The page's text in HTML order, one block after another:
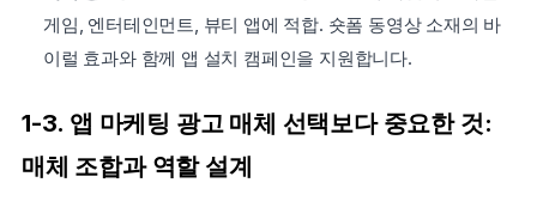
게임, 엔터테인먼트, 뷰티 앱에 적합. 숏폼 동영상 소재의 바
이럴 효과와 함께 앱 설치 캠페인을 지원합니다.
1-3. 앱 마케팅 광고 매체 선택보다 중요한 것:
매체 조합과 역할 설계